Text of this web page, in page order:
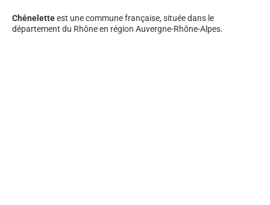
Chéneletteest une commune française, située dans le
département du Rhône en région Auvergne-Rhône-Alpes.